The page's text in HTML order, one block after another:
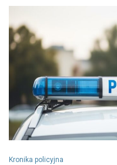
Kronika policyjna